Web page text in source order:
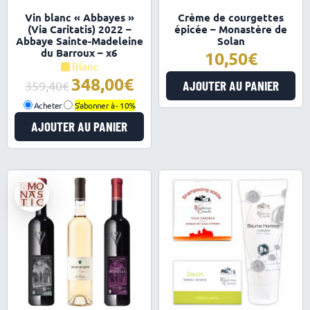
sur 5
Vin blanc « Abbayes »
(Via Caritatis) 2022 –
Abbaye Sainte-Madeleine
du Barroux – x6
Blanc
359,40
Le
prix
initial
était :
359,40€.
348,00
prix
actuel
348,00€.
Acheter S'abonner à -10%
AJOUTER AU PANIER
sur 5
Crème de courgettes
épicée – Monastère de
Solan
10,50
AJOUTER AU PANIER